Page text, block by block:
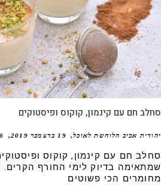
חם עם קינמון, קוקוס ופיסטוקים
אביב הלוחשת לאוכל 19 בדצמבר 2019 6 תגובות
חם עם קינמון, קוקוס
בדיוק לימי החורף הקרים.
הכי פשוטים